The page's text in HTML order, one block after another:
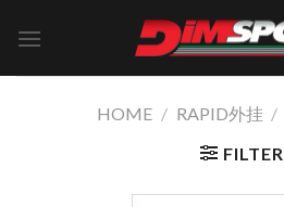
HOME / RAPID外挂 /
FILTER